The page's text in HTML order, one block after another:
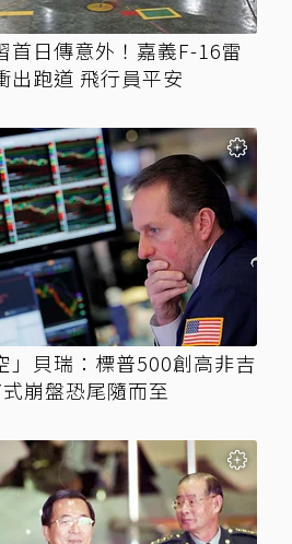
首日傳意外！嘉義F-16雷
出跑道 飛行員平安
」貝瑞：標普500創高非吉
崩盤恐尾隨而至